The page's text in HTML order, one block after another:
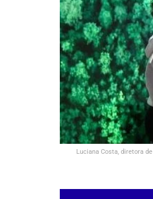
Luciana Costa, diretora